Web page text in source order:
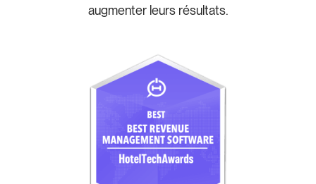
augmenter leurs résultats.